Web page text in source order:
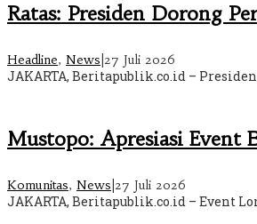
Ratas: Presiden Dorong
Headline, News 27 Juli 2026
JAKARTA, Beritapublik.co.id –
Mustopo: Apresiasi Event
Komunitas, News 27 Juli 2026
JAKARTA, Beritapublik.co.id – Event